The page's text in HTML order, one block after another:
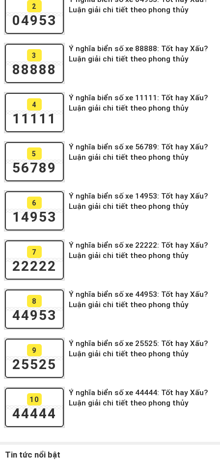
2
04953
Luận giải chi tiết theo phong thủy
3
88888
Ý nghĩa biển số xe 88888: Tốt hay Xấu?
Luận giải chi tiết theo phong thủy
4
11111
Ý nghĩa biển số xe 11111: Tốt hay Xấu?
Luận giải chi tiết theo phong thủy
5
56789
Ý nghĩa biển số xe 56789: Tốt hay Xấu?
Luận giải chi tiết theo phong thủy
6
14953
Ý nghĩa biển số xe 14953: Tốt hay Xấu?
Luận giải chi tiết theo phong thủy
7
22222
Ý nghĩa biển số xe 22222: Tốt hay Xấu?
Luận giải chi tiết theo phong thủy
8
44953
Ý nghĩa biển số xe 44953: Tốt hay Xấu?
Luận giải chi tiết theo phong thủy
9
25525
Ý nghĩa biển số xe 25525: Tốt hay Xấu?
Luận giải chi tiết theo phong thủy
10
44444
Ý nghĩa biển số xe 44444: Tốt hay Xấu?
Luận giải chi tiết theo phong thủy
Tin tức nổi bật